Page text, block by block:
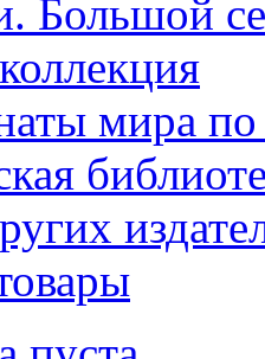
Большой
мира по